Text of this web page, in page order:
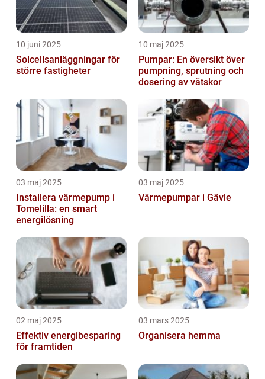
10 juni 2025
Solcellsanläggningar för
större fastigheter
10 maj 2025
Pumpar: En översikt över
pumpning, sprutning och
dosering av vätskor
03 maj 2025
Installera värmepump i
Tomelilla: en smart
energilösning
03 maj 2025
Värmepumpar i Gävle
02 maj 2025
Effektiv energibesparing
för framtiden
03 mars 2025
Organisera hemma